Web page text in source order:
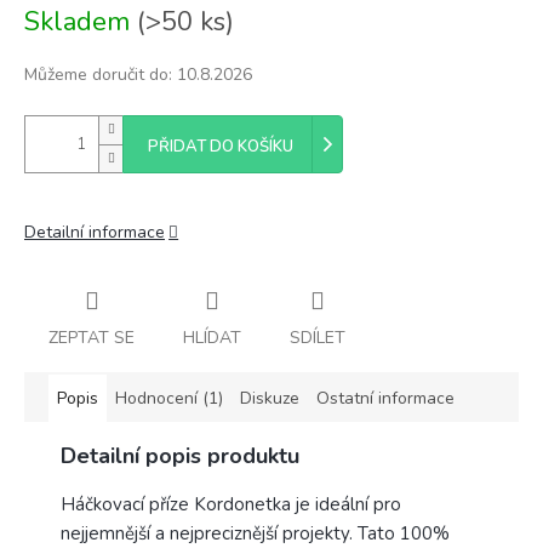
Skladem (>50 ks)
Můžeme doručit do: 10.8.2026
PŘIDAT DO KOŠÍKU
Detailní informace
ZEPTAT SE HLÍDAT SDÍLET
Popis Hodnocení (1) Diskuze Ostatní informace
Detailní popis produktu
Háčkovací příze Kordonetka je ideální pro
nejjemnější a nejpreciznější projekty. Tato 100%